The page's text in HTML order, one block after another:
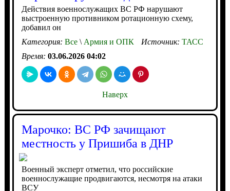
Действия военнослужащих ВС РФ нарушают
выстроенную противником ротационную схему,
добавил он
Категория: Все\Армия и ОПК Источник: ТАСС
Время: 03.06.2026 04:02
Наверх
Марочко: ВС РФ зачищают
местность у Пришиба в ДНР
Военный эксперт отметил, что российские
военнослужащие продвигаются, несмотря на атаки
ВСУ